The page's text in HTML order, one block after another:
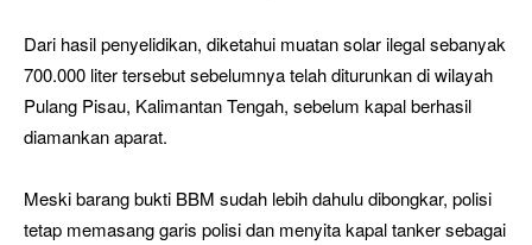
Dari hasil penyelidikan, diketahui muatan solar ilegal sebanyak
700.000 liter tersebut sebelumnya telah diturunkan di wilayah
Pulang Pisau, Kalimantan Tengah, sebelum kapal berhasil
diamankan aparat.
Meski barang bukti BBM sudah lebih dahulu dibongkar, polisi
tetap memasang garis polisi dan menyita kapal tanker sebagai